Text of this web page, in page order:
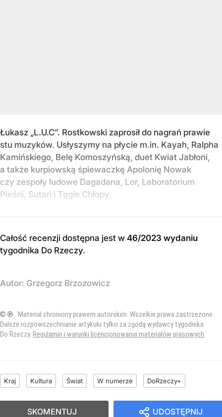
Łukasz „L.U.C”. Rostkowski zaprosił do nagrań prawie
stu muzyków. Usłyszymy na płycie m.in. Kayah, Ralpha
Kamińskiego, Belę Komoszyńską, duet Kwiat Jabłoni,
a także kurpiowską śpiewaczkę Apolonię Nowak
czy zespoły ludowe Dagadana, Lor, Laboratorium
Pieśni, Sutari i Tęgie Chłopy.
Całość recenzji dostępna jest w 46/2023 wydaniu
tygodnika Do Rzeczy.
Autor: Grzegorz Brzozowicz
© ℗ Materiał chroniony prawem autorskim. Wszelkie prawa zastrzeżone.
Dalsze rozpowszechnianie artykułu tylko za zgodą wydawcy tygodnika
Do Rzeczy. Regulamin i warunki licencjonowania materiałów prasowych.
Kraj Kultura Świat W numerze DoRzeczy+
UDOSTĘPNIJ
SKOMENTUJ